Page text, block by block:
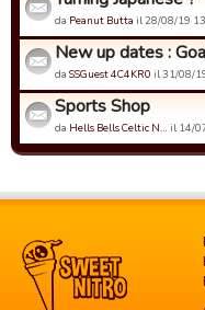
da Peanut Butta il 28/08/19
New up dates :
da SSGuest 4C4KR0 il 31/08/
Sports Shop
da Hells Bells Celtic N… il 14/